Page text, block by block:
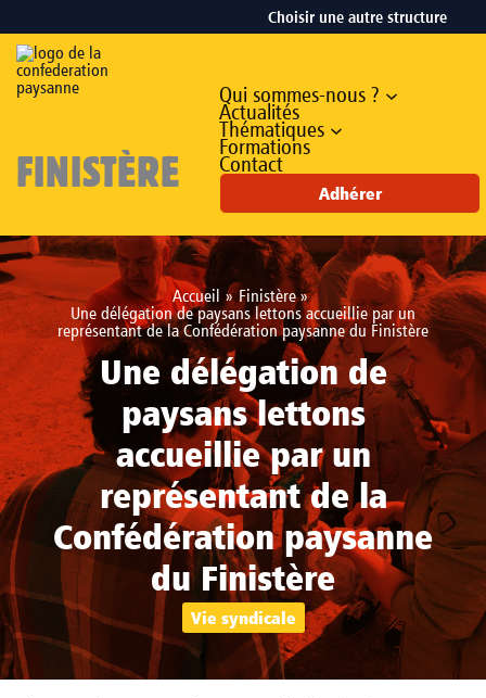
contenu
Choisir une autre structure
FINISTÈRE
Qui sommes-nous ?
Actualités
Thématiques
Formations
Contact
Adhérer
Accueil
Finistère
Une délégation de paysans lettons accueillie par un
représentant de la Confédération paysanne du Finistère
Une délégation de
paysans lettons
accueillie par un
représentant de la
Confédération paysanne
du Finistère
Vie syndicale